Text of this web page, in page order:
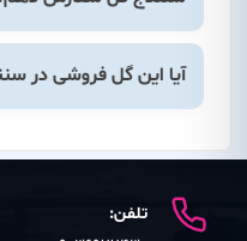
آیا این گل فروشی در
تلفن: